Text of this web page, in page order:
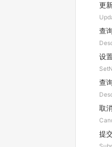
更
查
设
查
取
提